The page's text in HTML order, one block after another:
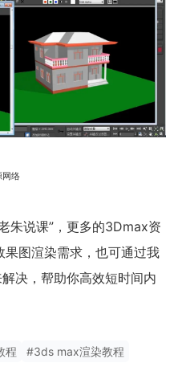
网络
朱说课”，更多的3Dmax资
图渲染需求，也可通过我
决，帮助你高效短时间内
程 #3ds max渲染教程